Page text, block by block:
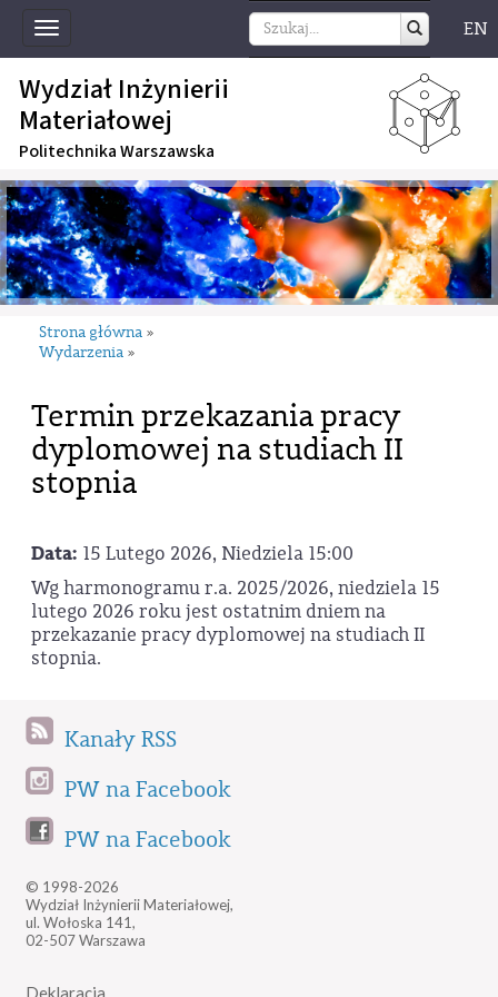
Toggle
navigation
EN
Wydział Inżynierii
Materiałowej
Politechnika Warszawska
Strona główna »
Wydarzenia »
Termin przekazania pracy
dyplomowej na studiach II
stopnia
Data: 15 Lutego 2026, Niedziela 15:00
Wg harmonogramu r.a. 2025/2026, niedziela 15
lutego 2026 roku jest ostatnim dniem na
przekazanie pracy dyplomowej na studiach II
stopnia.
Kanały RSS
PW na Facebook
PW na Facebook
© 1998-2026
Wydział Inżynierii Materiałowej,
ul. Wołoska 141,
02-507 Warszawa
Deklaracja